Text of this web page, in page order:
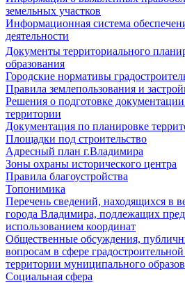
земельных участков
Информационная система
деятельности
Документы территориального
образования
Городские нормативы
Правила землепользования и
Решения о подготовке
территории
Документация по планировке
Площадки под строительство
Адресный план г.Владимира
Зоны охраны исторического центра
Правила благоустройства
Топонимика
Перечень сведений, находящихся в
города Владимира, подлежащих
использованием координат
Общественные обсуждения,
вопросам в сфере
территории муниципального
Социальная сфера